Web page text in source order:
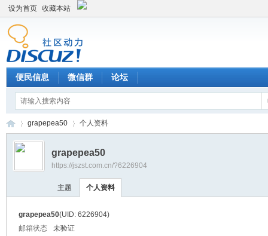
设为首页 收藏本站
便民信息 微信群 论坛
›
grapepea50 个人资料
grapepea50
https://jszst.com.cn/?6226904
主题 个人资料
grapepea50(UID: 6226904)
邮箱状态
未验证